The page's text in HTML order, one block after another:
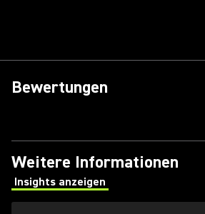
Bewertungen
Weitere Informationen
Insights anzeigen
(Opens in a new tab)